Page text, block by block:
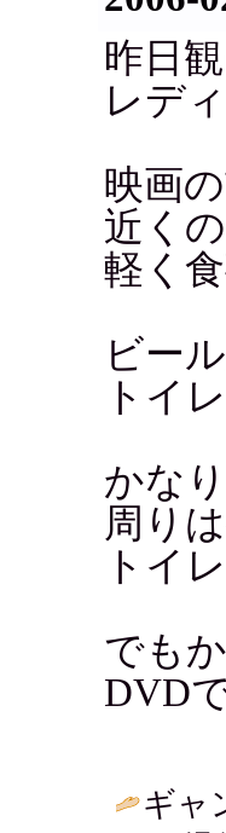
昨日
レデ
映画
近く
軽く食
ビー
トイ
かな
周り
トイ
でも
DVD
ギャ